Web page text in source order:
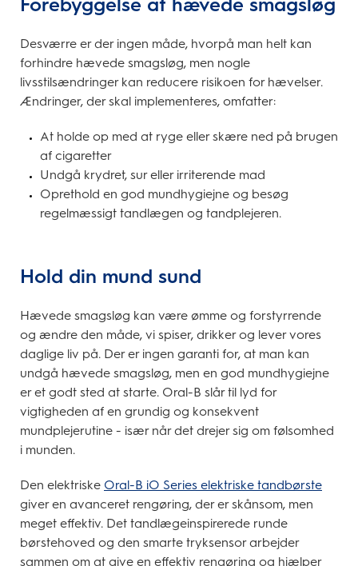
Forebyggelse af hævede smagsløg
Desværre er der ingen måde, hvorpå man helt kan
forhindre hævede smagsløg, men nogle
livsstilsændringer kan reducere risikoen for hævelser.
Ændringer, der skal implementeres, omfatter:
At holde op med at ryge eller skære ned på brugen
af cigaretter
Undgå krydret, sur eller irriterende mad
Oprethold en god mundhygiejne og besøg
regelmæssigt tandlægen og tandplejeren.
Hold din mund sund
Hævede smagsløg kan være ømme og forstyrrende
og ændre den måde, vi spiser, drikker og lever vores
daglige liv på. Der er ingen garanti for, at man kan
undgå hævede smagsløg, men en god mundhygiejne
er et godt sted at starte. Oral-B slår til lyd for
vigtigheden af en grundig og konsekvent
mundplejerutine - især når det drejer sig om følsomhed
i munden.
Den elektriske Oral-B iO Series elektriske tandbørste
giver en avanceret rengøring, der er skånsom, men
meget effektiv. Det tandlægeinspirerede runde
børstehoved og den smarte tryksensor arbejder
sammen om at give en effektiv rengøring og hjælper